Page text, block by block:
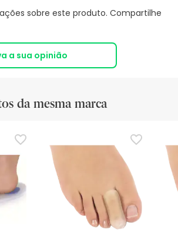
sobre este produto. Compartilhe
a sua opinião
da mesma marca